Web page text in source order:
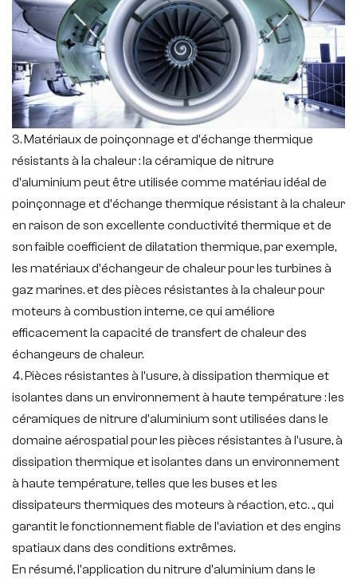
3. Matériaux de poinçonnage et d'échange thermique
résistants à la chaleur : la céramique de nitrure
d'aluminium peut être utilisée comme matériau idéal de
poinçonnage et d'échange thermique résistant à la chaleur
en raison de son excellente conductivité thermique et de
son faible coefficient de dilatation thermique, par exemple,
les matériaux d'échangeur de chaleur pour les turbines à
gaz marines. et des pièces résistantes à la chaleur pour
moteurs à combustion interne, ce qui améliore
efficacement la capacité de transfert de chaleur des
échangeurs de chaleur.
4. Pièces résistantes à l'usure, à dissipation thermique et
isolantes dans un environnement à haute température : les
céramiques de nitrure d'aluminium sont utilisées dans le
domaine aérospatial pour les pièces résistantes à l'usure, à
dissipation thermique et isolantes dans un environnement
à haute température, telles que les buses et les
dissipateurs thermiques des moteurs à réaction, etc. ., qui
garantit le fonctionnement fiable de l'aviation et des engins
spatiaux dans des conditions extrêmes.
En résumé, l'application du nitrure d'aluminium dans le